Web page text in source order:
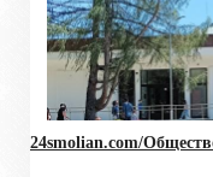
24smolian.com/